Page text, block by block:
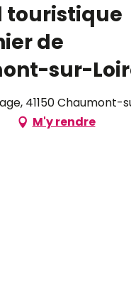
touristique
de
sur-
41150 Chaumont-
M'y rendre